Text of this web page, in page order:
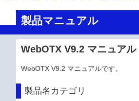
製品マニュアル
WebOTX V9.2 マニュアル
WebOTX V9.2 マニュアルです。
製品名カテゴリ